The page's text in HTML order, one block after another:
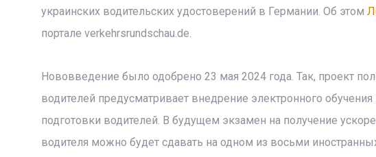
украинских водительских удостоверений в Германии. Об этом
портале verkehrsrundschau.de.
Нововведение было одобрено 23 мая 2024 года. Так, проект
водителей предусматривает внедрение электронного
подготовки водителей. В будущем экзамен на получение
водителя можно будет сдавать на одном из восьми